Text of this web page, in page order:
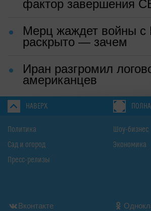
фактор завершения
Мерц жаждет войны с
раскрыто — зачем
Иран разгромил
американцев
НАВЕРХ
Политика
Сад и огород
Пресс-релизы
Шоу-бизнес
Экономика
Вконтакте